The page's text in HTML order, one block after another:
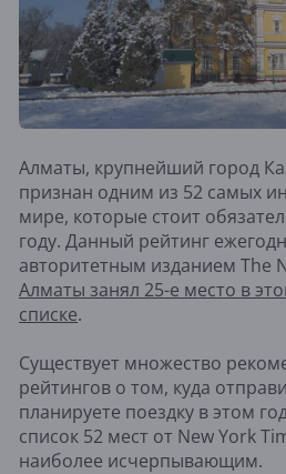
Алматы, крупнейший город
признан одним из 52 самых
мире, которые стоит
году. Данный рейтинг
авторитетным изданием The
Алматы занял 25-е место в
списке.
Существует множество
рейтингов о том, куда
планируете поездку в этом
список 52 мест от New York
наиболее исчерпывающим.